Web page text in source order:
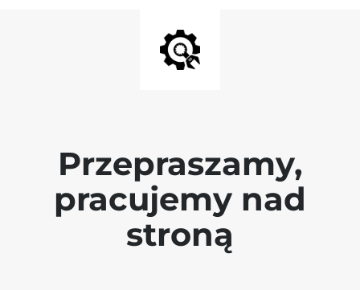
Przepraszamy,
pracujemy nad
stroną